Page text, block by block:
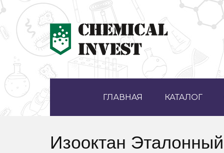
ГЛАВНАЯ КАТАЛОГ
Изооктан Эталонный